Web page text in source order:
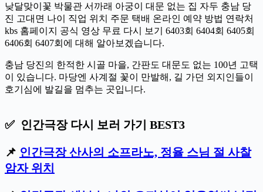
낮달맞이꽃 박물관 서까래 아궁이 대문 없는 집 자두 충남 당
진 고대면 나이 직업 위치 주문 택배 온라인 예약 방법 연락처
kbs 홈페이지 공식 영상 무료 다시 보기 6403회 6404회 6405회
6406회 6407회에 대해 알아보겠습니다.
충남 당진의 한적한 시골 마을, 간판도 대문도 없는 100년 고택
이 있습니다. 마당엔 사계절 꽃이 만발해, 길 가던 외지인들이
호기심에 발길을 멈추는 곳입니다.
✅ 인간극장 다시 보러 가기 BEST3
📌 인간극장 산사의 소프라노, 정율 스님 절 사찰
암자 위치